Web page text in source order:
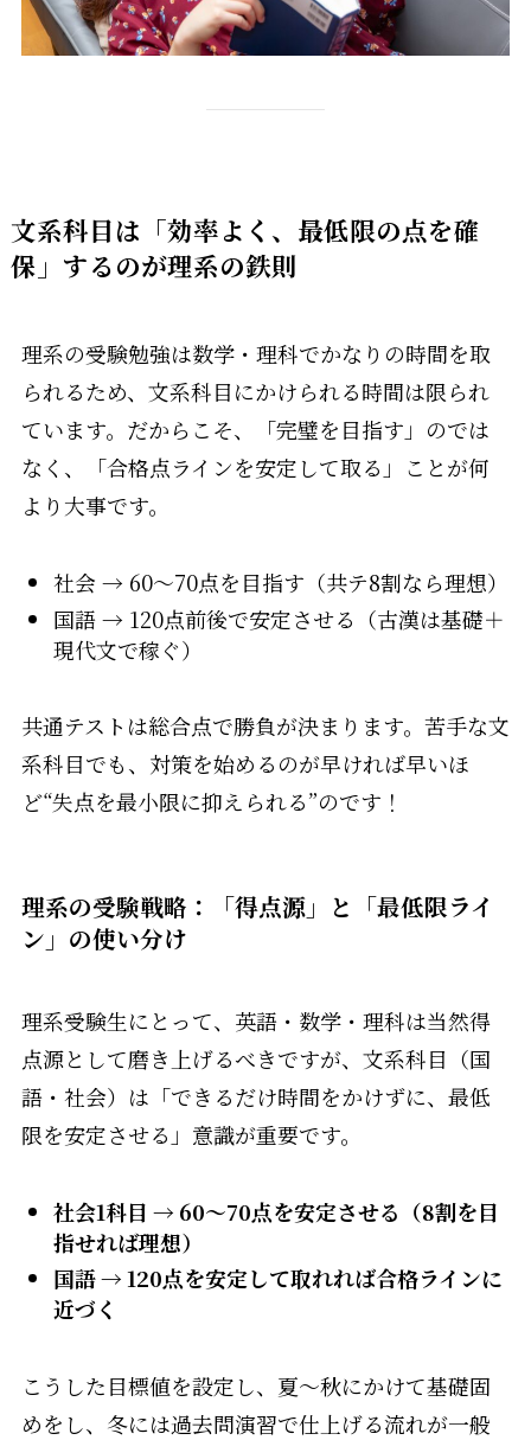
文系科目は「効率よく、最低限の点を確
保」するのが理系の鉄則
理系の受験勉強は数学・理科でかなりの時間を取
られるため、文系科目にかけられる時間は限られ
ています。だからこそ、「完璧を目指す」のでは
なく、「合格点ラインを安定して取る」ことが何
より大事です。
社会 → 60～70点を目指す（共テ8割なら理想）
国語 → 120点前後で安定させる（古漢は基礎＋
現代文で稼ぐ）
共通テストは総合点で勝負が決まります。苦手な文
系科目でも、対策を始めるのが早ければ早いほ
ど“失点を最小限に抑えられる”のです！
理系の受験戦略：「得点源」と「最低限ライ
ン」の使い分け
理系受験生にとって、英語・数学・理科は当然得
点源として磨き上げるべきですが、文系科目（国
語・社会）は「できるだけ時間をかけずに、最低
限を安定させる」意識が重要です。
社会1科目 → 60～70点を安定させる（8割を目
指せれば理想）
国語 → 120点を安定して取れれば合格ラインに
近づく
こうした目標値を設定し、夏〜秋にかけて基礎固
めをし、冬には過去問演習で仕上げる流れが一般